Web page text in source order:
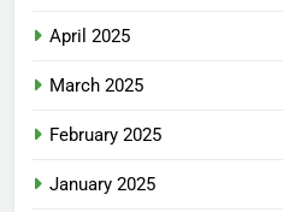
April 2025
March 2025
February 2025
January 2025